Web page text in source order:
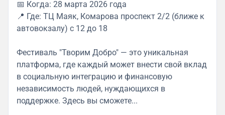
📅 Когда: 28 марта 2026 года
📍 Где: ТЦ Маяк, Комарова проспект 2/2 (ближе к
автовокзалу) с 12 до 18
Фестиваль "Творим Добро" — это уникальная
платформа, где каждый может внести свой вклад
в социальную интеграцию и финансовую
независимость людей, нуждающихся в
поддержке. Здесь вы сможете...